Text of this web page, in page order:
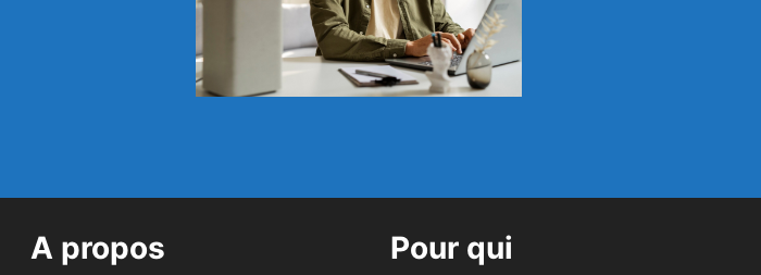
A propos Pour qui